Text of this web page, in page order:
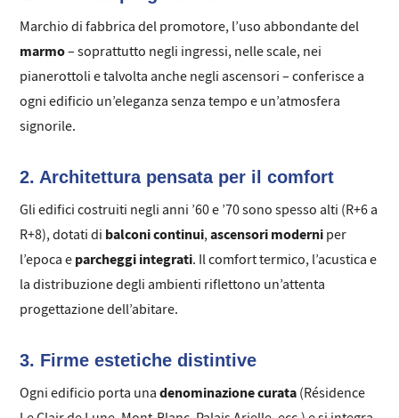
Marchio di fabbrica del promotore, l’uso abbondante del
marmo– soprattutto negli ingressi, nelle scale, nei
pianerottoli e talvolta anche negli ascensori – conferisce a
ogni edificio un’eleganza senza tempo e un’atmosfera
signorile.
2. Architettura pensata per il comfort
Gli edifici costruiti negli anni ’60 e ’70 sono spesso alti (R+6 a
R+8), dotati di balconi continui,ascensori moderni per
l’epoca e parcheggi integrati. Il comfort termico, l’acustica e
la distribuzione degli ambienti riflettono un’attenta
progettazione dell’abitare.
3. Firme estetiche distintive
Ogni edificio porta unadenominazione curata (Résidence